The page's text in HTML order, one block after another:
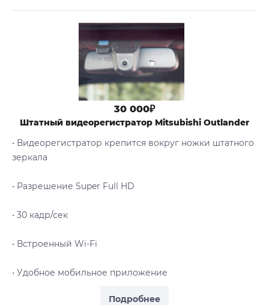
Подробнее
30 000₽
Штатный видеорегистратор Mitsubishi Outlander
• Видеорегистратор крепится вокруг ножки штатного
зеркала
• Разрешение Super Full HD
• 30 кадр/сек
• Встроенный Wi-Fi
• Удобное мобильное приложение